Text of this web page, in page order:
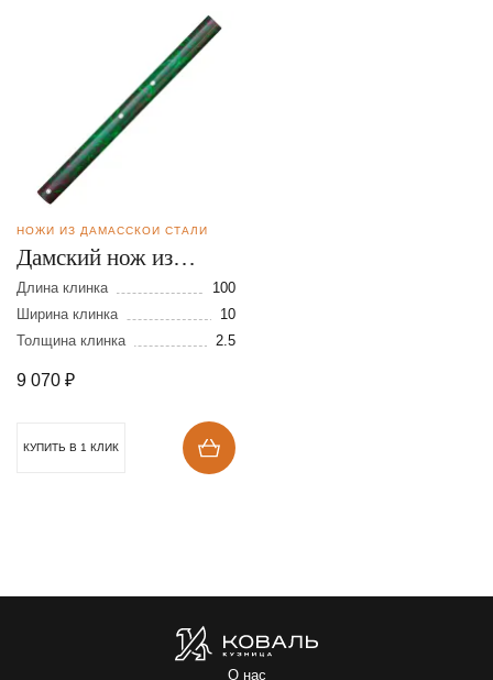
НОЖИ ИЗ ДАМАССКОЙ СТАЛИ
Дамский нож из
дамасской стали
Длина клинка
100
Ширина клинка
10
Толщина клинка
2.5
9 070 ₽
КУПИТЬ В 1 КЛИК
О нас